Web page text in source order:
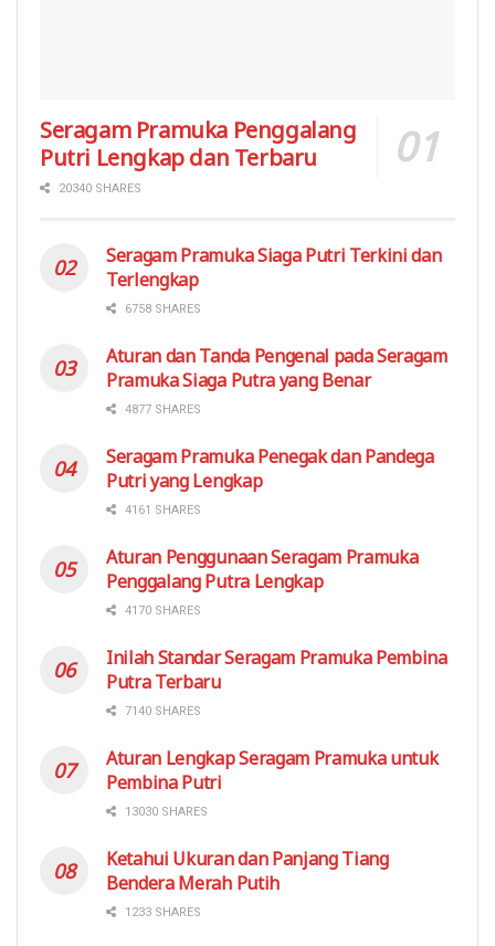
Seragam Pramuka Penggalang
Putri Lengkap dan Terbaru
20340 SHARES
Seragam Pramuka Siaga Putri Terkini dan
Terlengkap
6758 SHARES
Aturan dan Tanda Pengenal pada Seragam
Pramuka Siaga Putra yang Benar
4877 SHARES
Seragam Pramuka Penegak dan Pandega
Putri yang Lengkap
4161 SHARES
Aturan Penggunaan Seragam Pramuka
Penggalang Putra Lengkap
4170 SHARES
Inilah Standar Seragam Pramuka Pembina
Putra Terbaru
7140 SHARES
Aturan Lengkap Seragam Pramuka untuk
Pembina Putri
13030 SHARES
Ketahui Ukuran dan Panjang Tiang
Bendera Merah Putih
1233 SHARES